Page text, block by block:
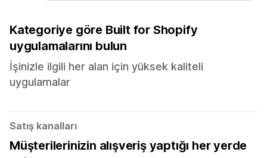
Kategoriye göre Built for Shopify
uygulamalarını bulun
İşinizle ilgili her alan için yüksek kaliteli
uygulamalar
Satış kanalları
Müşterilerinizin alışveriş yaptığı her yerde